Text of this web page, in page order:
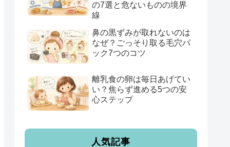
の7選と危ないものの境界
線
鼻の黒ずみが取れないのは
なぜ？ごっそり取る毛穴パ
ック7つのコツ
離乳食の卵は毎日あげてい
い？焦らず進める5つの安
心ステップ
人気記事